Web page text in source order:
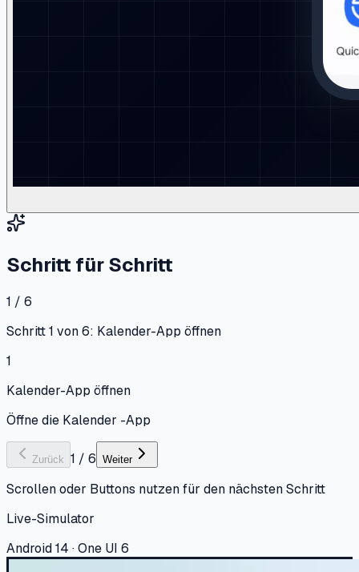
Schritt für Schritt
1 / 6
Schritt 1 von 6: Kalender-App öffnen
1
Kalender-App öffnen
Öffne die Kalender -App
Zurück 1 / 6 Weiter
Scrollen oder Buttons nutzen für den nächsten Schritt
Live-Simulator
Android 14 · One UI 6